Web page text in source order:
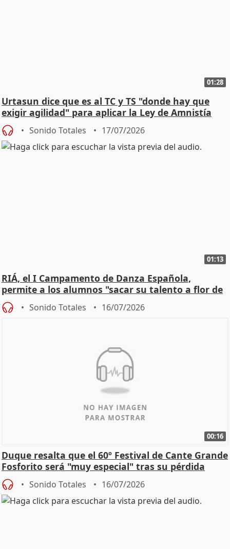
01:28
Urtasun dice que es al TC y TS "donde hay que
exigir agilidad" para aplicar la Ley de Amnistía
Sonido Totales 17/07/2026
01:13
RIÁ, el I Campamento de Danza Española,
permite a los alumnos "sacar su talento a flor de
piel"
Sonido Totales 16/07/2026
00:16
Duque resalta que el 60º Festival de Cante Grande
Fosforito será "muy especial" tras su pérdida
Sonido Totales 16/07/2026